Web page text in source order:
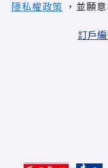
隱私權政策 ，並願
訂戶